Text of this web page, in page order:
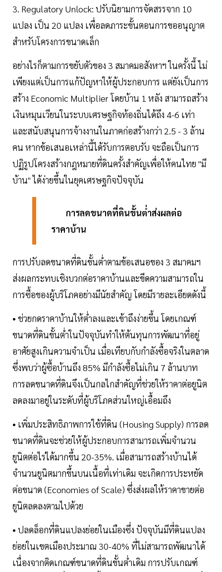
3. Regulatory Unlock: ปรับนิยามการจัดสรรจาก 10
แปลง เป็น 20 แปลง เพื่อลดภาระขั้นตอนการขออนุญาต
สำหรับโครงการขนาดเล็ก
อย่างไรก็ตามการขยับตัวของ 3 สมาคมอสังหาฯ ในครั้งนี้ ไม่
เพียงแต่เป็นการแก้ปัญหาให้ผู้ประกอบการ แต่ยังเป็นการ
สร้าง Economic Multiplier โดยบ้าน 1 หลัง สามารถสร้าง
เงินหมุนเวียนในระบบเศรษฐกิจท้องถิ่นได้ถึง 4-6 เท่า
และสนับสนุนการจ้างงานในภาคก่อสร้างกว่า 2.5 - 3 ล้าน
คน หากข้อเสนอเหล่านี้ได้รับการตอบรับ จะถือเป็นการ
ปฏิรูปโครงสร้างกฎหมายที่ดินครั้งสำคัญเพื่อให้คนไทย "มี
บ้าน" ได้ง่ายขึ้นในยุคเศรษฐกิจปัจจุบัน
การลดขนาดที่ดินขั้นต่ำส่งผลต่อ
ราคาบ้าน
การปรับลดขนาดที่ดินขั้นต่ำตามข้อเสนอของ 3 สมาคมฯ
ส่งผลกระทบเชิงบวกต่อราคาบ้านและขีดความสามารถใน
การซื้อของผู้บริโภคอย่างมีนัยสำคัญ โดยมีรายละเอียดดังนี้
• ช่วยกดราคาบ้านให้ต่ำลงและเข้าถึงง่ายขึ้น โดยเกณฑ์
ขนาดที่ดินขั้นต่ำในปัจจุบันทำให้ต้นทุนการพัฒนาที่อยู่
อาศัยสูงเกินความจำเป็น เมื่อเทียบกับกำลังซื้อจริงในตลาด
ซึ่งพบว่าผู้ซื้อบ้านถึง 85% มีกำลังซื้อไม่เกิน 7 ล้านบาท
การลดขนาดที่ดินจึงเป็นกลไกสำคัญที่ช่วยให้ราคาต่อยูนิต
ลดลงมาอยู่ในระดับที่ผู้บริโภคส่วนใหญ่เอื้อมถึง
• เพิ่มประสิทธิภาพการใช้ที่ดิน (Housing Supply) การลด
ขนาดที่ดินจะช่วยให้ผู้ประกอบการสามารถเพิ่มจำนวน
ยูนิตต่อไร่ได้มากขึ้น 20-35%. เมื่อสามารถสร้างบ้านได้
จำนวนยูนิตมากขึ้นบนเนื้อที่เท่าเดิม จะเกิดการประหยัด
ต่อขนาด (Economies of Scale) ซึ่งส่งผลให้ราคาขายต่อ
ยูนิตลดลงตามไปด้วย
• ปลดล็อกที่ดินแปลงย่อยในเมืองซึ่ง ปัจจุบันมีที่ดินแปลง
ย่อยในเขตเมืองประมาณ 30-40% ที่ไม่สามารถพัฒนาได้
เนื่องจากติดเกณฑ์ขนาดที่ดินขั้นต่ำเดิม การปรับเกณฑ์